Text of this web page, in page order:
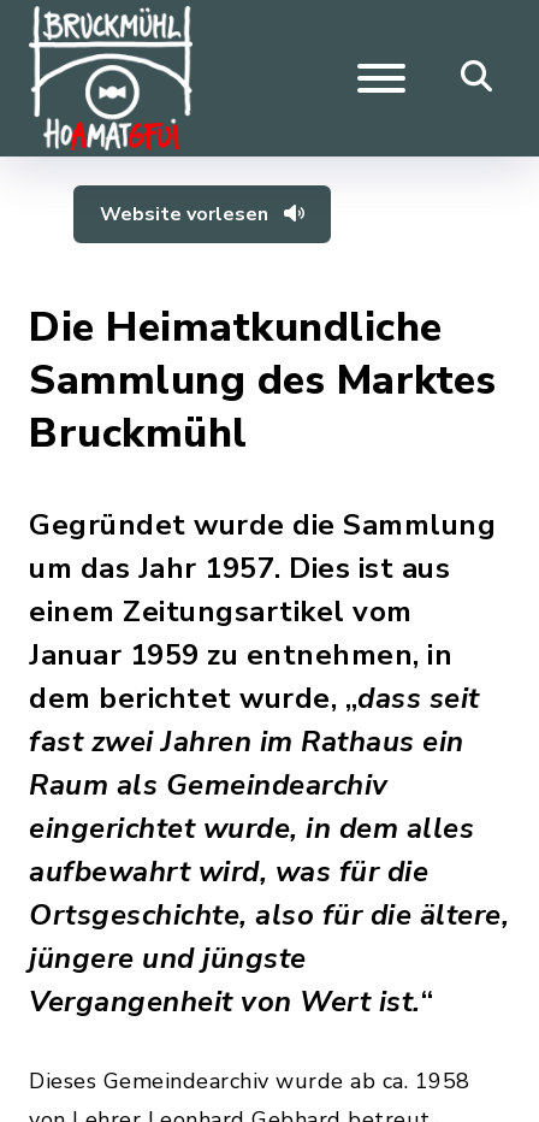
Website vorlesen
Die Heimatkundliche
Sammlung des Marktes
Bruckmühl
Gegründet wurde die Sammlung
um das Jahr 1957. Dies ist aus
einem Zeitungsartikel vom
Januar 1959 zu entnehmen, in
dem berichtet wurde, „dass seit
fast zwei Jahren im Rathaus ein
Raum als Gemeindearchiv
eingerichtet wurde, in dem alles
aufbewahrt wird, was für die
Ortsgeschichte, also für die ältere,
jüngere und jüngste
Vergangenheit von Wert ist.“
Dieses Gemeindearchiv wurde ab ca. 1958